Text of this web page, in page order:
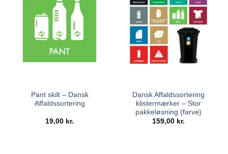
Pant skilt – Dansk
Affaldssortering
19,00 kr.
Dansk Affaldssortering
klistermærker – Stor
pakkeløsning (farve)
159,00 kr.